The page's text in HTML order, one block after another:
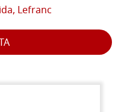
Lefranc